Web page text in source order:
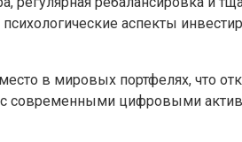
аспекты
в мировых портфелях, что
современными цифровыми